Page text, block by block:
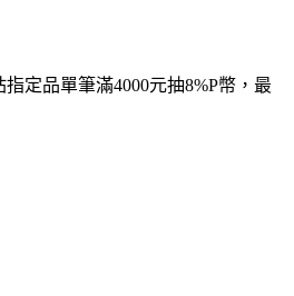
指定品單筆滿4000元抽8%P幣，最